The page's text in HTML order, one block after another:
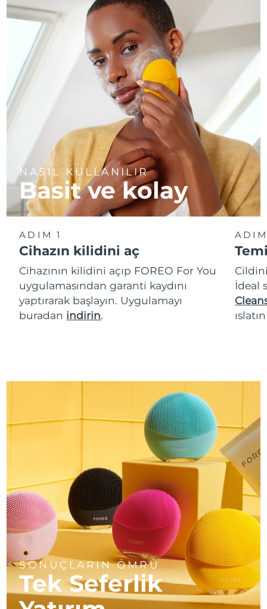
NASIL KULLANILIR
Basit ve kolay
ADIM 1
Cihazın kilidini aç
Cihazının kilidini açıp FOREO For You
uygulamasından garanti kaydını
yaptırarak başlayın. Uygulamayı
buradan indirin.
İdeal
SONUÇLARIN ÖMRÜ
Tek Seferlik